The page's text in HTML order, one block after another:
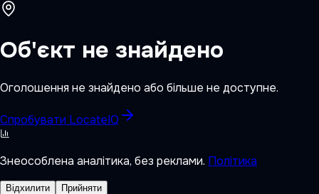
Об'єкт не знайдено
Оголошення не знайдено або більше не доступне.
Спробувати LocateIQ
Знеособлена аналітика, без реклами. Політика
Відхилити Прийняти